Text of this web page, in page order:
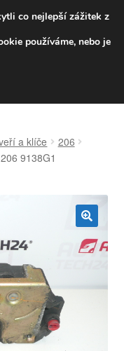
Kč
494 494
a klíče
206
9138G1
🔍
co nejlepší zážitek z
používáme, nebo je